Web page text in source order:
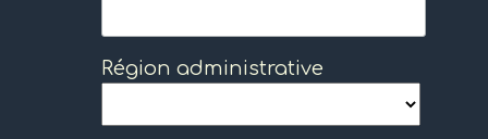
Région administrative